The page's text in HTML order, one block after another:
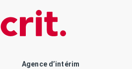
Agence d’intérim